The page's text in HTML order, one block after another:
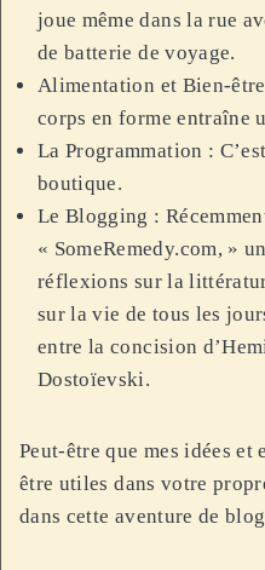
joue même dans la rue
de batterie de voyage.
Alimentation et Bien-
corps en forme entraîne
La Programmation :
boutique.
Le Blogging :
« SomeRemedy.com, »
réflexions sur la
sur la vie de tous les
entre la concision
Dostoïevski.
Peut-être que mes idées
être utiles dans votre
dans cette aventure de